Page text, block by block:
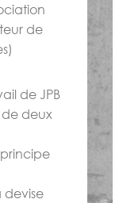
de
de JPB
de deux
devise